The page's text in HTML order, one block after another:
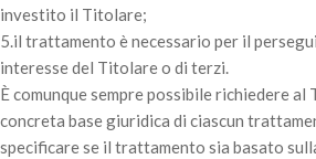
investito il Titolare;
5.il trattamento è necessario per il
interesse del Titolare o di terzi.
È comunque sempre possibile richiedere
concreta base giuridica di ciascun
specificare se il trattamento sia basato